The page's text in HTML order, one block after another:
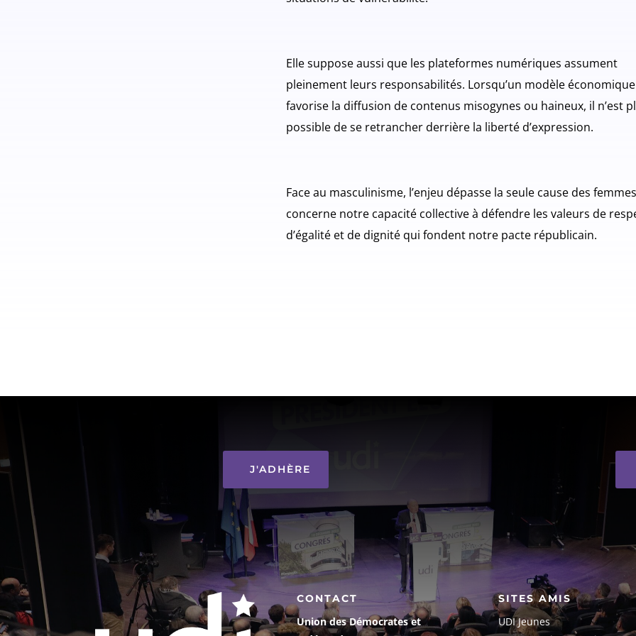
Elle suppose aussi que les plateformes numériques assument
pleinement leurs responsabilités. Lorsqu’un modèle économique
favorise la diffusion de contenus misogynes ou haineux, il n’est
possible de se retrancher derrière la liberté d’expression.
Face au masculinisme, l’enjeu dépasse la seule cause des
concerne notre capacité collective à défendre les valeurs de
d’égalité et de dignité qui fondent notre pacte républicain.
J'ADHÈRE
CONTACT
Union des Démocrates et
SITES AMIS
UDI Jeunes